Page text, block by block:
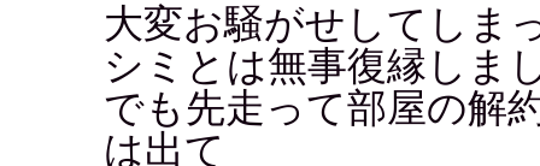
大変お騒がせしてしま
シミとは無事復縁しま
でも先走って部屋の解
は出て